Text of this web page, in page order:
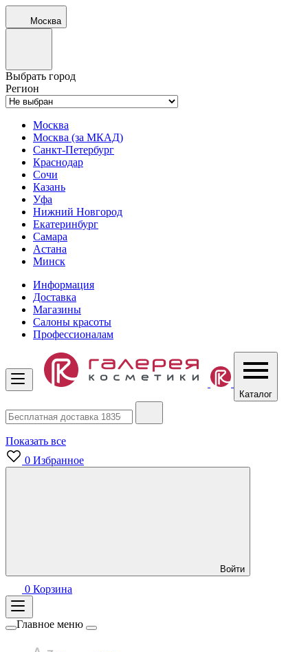
Москва
Выбрать город
Регион
Москва
Москва (за МКАД)
Санкт-Петербург
Краснодар
Сочи
Казань
Уфа
Нижний Новгород
Екатеринбург
Самара
Астана
Минск
Информация
Доставка
Магазины
Салоны красоты
Профессионалам
Каталог
Показать все
0 Избранное
Войти
0 Корзина
Главное меню